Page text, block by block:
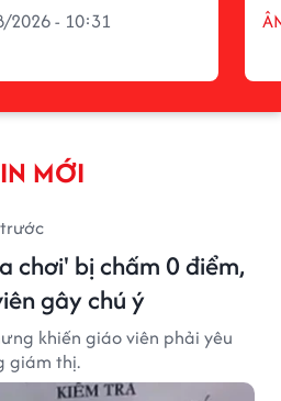
2026 - 10:31
MỚI
chơi' bị chấm 0 điểm,
gây chú ý
khiến giáo viên phải yêu
giám thị.